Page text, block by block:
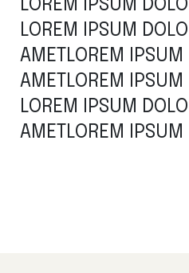
LOREM IPSUM
LOREM IPSUM
AMETLOREM IPSUM
AMETLOREM IPSUM
LOREM IPSUM
AMETLOREM IPSUM